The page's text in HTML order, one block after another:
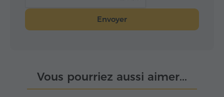
Envoyer
Vous pourriez aussi aimer...